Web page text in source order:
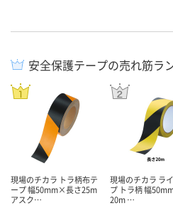
安全保護テープの売れ筋ラ
現場のチカラ トラ柄布テ
ープ 幅50mm×長さ25m
アスク…
現場のチカラ ラ
プ トラ柄 幅
20m …